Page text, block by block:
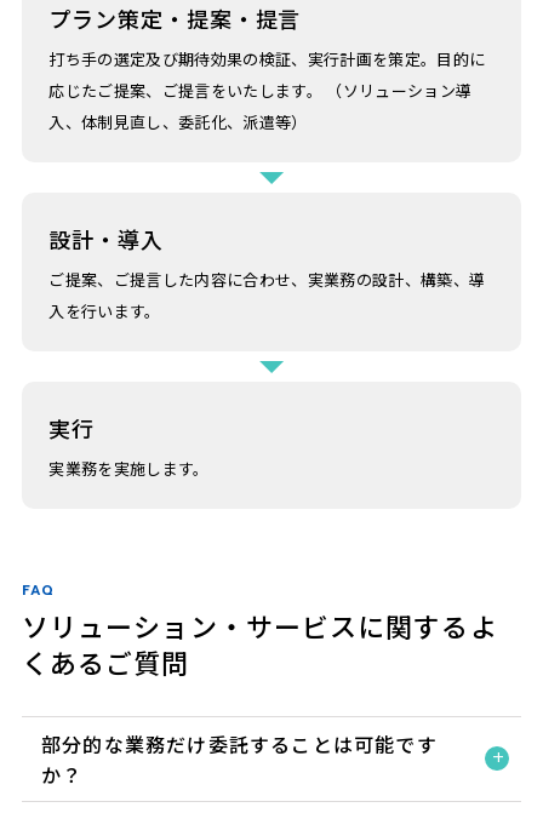
プラン策定・提案・提言
打ち手の選定及び期待効果の検証、実行計画を策定。目的に
応じたご提案、ご提言をいたします。 （ソリューション導
入、体制見直し、委託化、派遣等）
設計・導入
ご提案、ご提言した内容に合わせ、実業務の設計、構築、導
入を行います。
実行
実業務を実施します。
FAQ
ソリューション・サービスに関するよ
くあるご質問
部分的な業務だけ委託することは可能です
か？